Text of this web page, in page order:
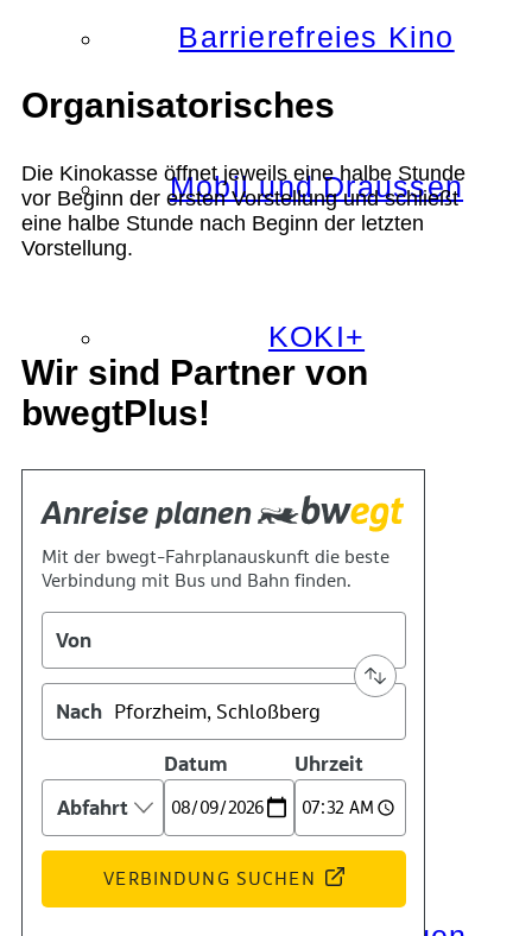
Barrierefreies Kino
Mobil und Draussen
KOKI+
Das Team
Organisatorisches
Die Kinokasse öffnet jeweils eine halbe Stunde
vor Beginn der ersten Vorstellung und schließt
eine halbe Stunde nach Beginn der letzten
Vorstellung.
Wir sind Partner von
bwegtPlus!